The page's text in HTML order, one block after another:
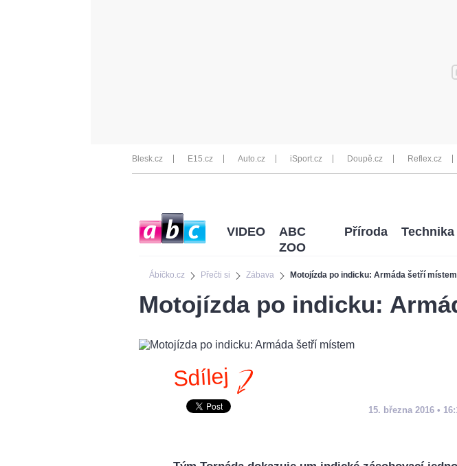
Blesk.cz E15.cz Auto.cz iSport.cz Doupě.cz Reflex.cz
Ábíčko.cz Přečti si Zábava Motojízda po indicku: Armáda šetří místem
VIDEO
ABC
ZOO
Příroda Technika
Motojízda po indicku:
Sdílej
15. března 2016 •